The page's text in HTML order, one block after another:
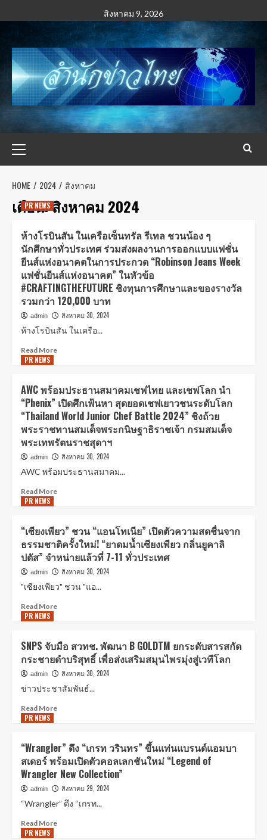
สิงหาคม 9, 2026
HOME 2024 สิงหาคม
เดือน:สิงหาคม 2024
PR NEWS
ห้างโรบินสัน ในเครือเซ็นทรัล รีเทล ชวนน้อง ๆ
นักศึกษาทั่วประเทศ ร่วมส่งผลงานการออกแบบแฟชั่น
ยีนส์แห่งอนาคตในการประกวด “Robinson Jeans Week
แฟชั่นยีนส์แห่งอนาคต” ในหัวข้อ
#CRAFTINGTHEFUTURE ชิงทุนการศึกษาและของรางวัล
รวมกว่า 120,000 บาท
admin สิงหาคม 30, 2024
ห้างโรบินสัน ในเครือ...
Read More
PR NEWS
AWC พร้อมประธานสมาคมเชฟไทย และเชฟโลก นำ
“Phenix” เปิดศึกเฟ้นหา สุดยอดเชฟเยาวชนระดับโลก
“Thailand World Junior Chef Battle 2024” ชิงถ้วย
พระราชทานสมเด็จพระกนิษฐาธิราชเจ้า กรมสมเด็จ
พระเทพรัตนราชสุดาฯ
admin สิงหาคม 30, 2024
AWC พร้อมประธานสมาคม...
Read More
PR NEWS
“เซียงเพียว” ชวน “แอนโทเนีย” เปิดตัวความสดชื่นจาก
ธรรมชาติครั้งใหม่! “ยาดมน้ำเซียงเพียว กลิ่นยูคาลิ
ปตัส” จำหน่ายแล้วที่ 7-11 ทั่วประเทศ
admin สิงหาคม 30, 2024
"เซียงเพียว" ชวน "แอ...
Read More
PR NEWS
SNPS จับมือ สวทช. พัฒนา B GOLDTM ยกระดับสารสกัด
กระชายดำบริสุทธิ์ เพื่อส่งเสริมสมุนไพรมุ่งสู่เวทีโลก
admin สิงหาคม 30, 2024
ข่าวประชาสัมพันธ์​​​...
Read More
PR NEWS
“Wrangler” ดึง “เกรท วรินทร” ขึ้นแท่นแบรนด์แอมบา
สเดอร์ พร้อมเปิดตัวคอลเลกชันใหม่ “Legend of
Wrangler New Collection”
admin สิงหาคม 29, 2024
“Wrangler” ดึง “เกรท...
Read More
PR NEWS